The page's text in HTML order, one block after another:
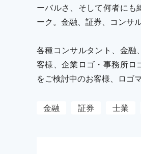
ーバルさ、そして何者にも
ーク。金融、証券、コンサ
各種コンサルタント、金融
客様、企業ロゴ・事務所ロ
をご検討中のお客様、ロゴ
金融 証券 士業